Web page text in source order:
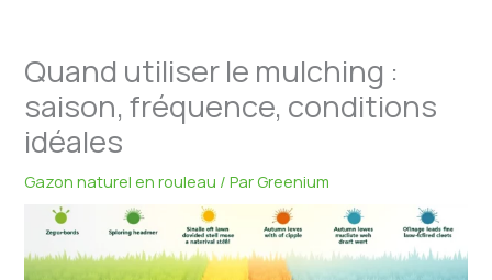
Quand utiliser le mulching :
saison, fréquence, conditions
idéales
Gazon naturel en rouleau / ParGreenium